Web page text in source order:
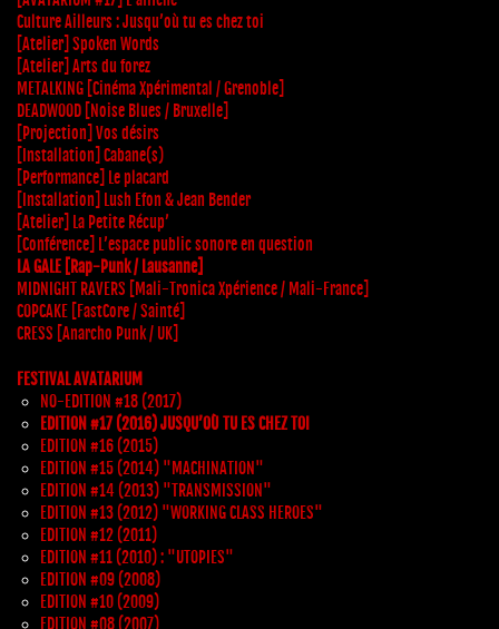
Culture Ailleurs : Jusqu’où tu es chez toi
[Atelier] Spoken Words
[Atelier] Arts du forez
METALKING [Cinéma Xpérimental / Grenoble]
DEADWOOD [Noise Blues / Bruxelle]
[Projection] Vos désirs
[Installation] Cabane(s)
[Performance] Le placard
[Installation] Lush Efon & Jean Bender
[Atelier] La Petite Récup’
[Conférence] L’espace public sonore en question
LA GALE [Rap-Punk / Lausanne]
MIDNIGHT RAVERS [Mali-Tronica Xpérience / Mali-France]
COPCAKE [FastCore / Sainté]
CRESS [Anarcho Punk / UK]
FESTIVAL AVATARIUM
NO-EDITION #18 (2017)
EDITION #17 (2016) JUSQU’OÙ TU ES CHEZ TOI
EDITION #16 (2015)
EDITION #15 (2014) "MACHINATION"
EDITION #14 (2013) "TRANSMISSION"
EDITION #13 (2012) "WORKING CLASS HEROES"
EDITION #12 (2011)
EDITION #11 (2010) : "UTOPIES"
EDITION #09 (2008)
EDITION #10 (2009)
EDITION #08 (2007)